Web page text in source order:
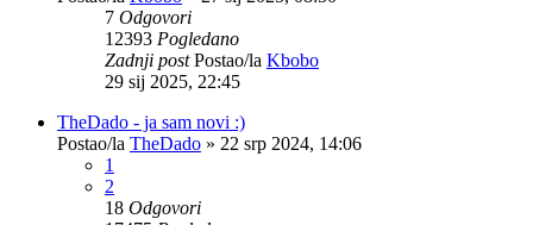
7 Odgovori
12393 Pogledano
Zadnji postPostao/la Kbobo
29 sij 2025, 22:45
TheDado - ja sam novi :)
Postao/la TheDado » 22 srp 2024, 14:06
1
2
18 Odgovori